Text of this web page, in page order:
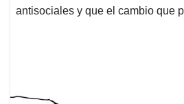
antisociales y que el cambio que